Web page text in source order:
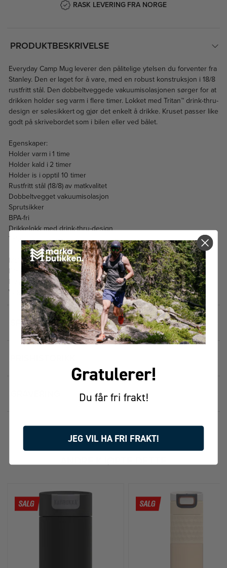
RASK LEVERING FRA NORGE
PRODUKTBESKRIVELSE
Everyday Camp Mug leverer den pålitelige ytelsen du forventer fra
Stanley. Den er laget for å vare, med en robust konstruksjon i 18/8
rustfritt stål. Den dobbeltveggede vakuumisolasjonen sørger for at
drikken holder seg varm i flere timer. Lokket med Tritan™ drink-thru-
design er sølesikkert og gjør det enkelt å drikke. Kruset passer like
godt på skrivebordet som i bilen eller ved bålet.
Egenskaper:
Holder varm i 1 time
Holder kald i 2 timer
Holder is i opptil 10 timer
Rustfritt stål (18/8) av matkvalitet
Dobbeltvegget vakuumisolasjon
Sprutsikker
BPA-fri
Drikkelokk med drink-thru-design
Tåler oppvaskmaskin
Mål:
Diameter: 7,9 cm
Høyde: 10,8 cm
Vekt: 310 g
SPESIFIKASJONER 2
FÅR VI FORESLÅ
ANDRE KJØPTE DETTE
Gratulerer!
Du får fri frakt!
JEG VIL HA FRI FRAKT!